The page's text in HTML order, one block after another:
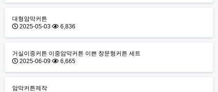
대형암막커튼
2025-05-03
6,836
거실이중커튼 이중암막커튼 이쁜 창문형커튼 세트
2025-06-09
6,665
암막커튼제작